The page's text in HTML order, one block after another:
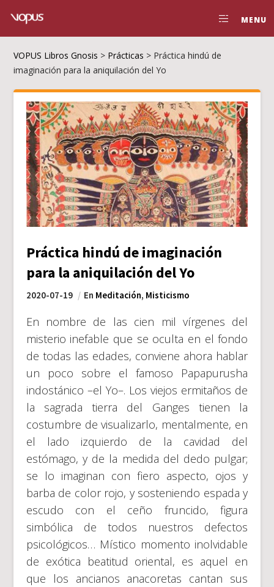
MENU
VOPUS Libros Gnosis > Prácticas > Práctica hindú de
imaginación para la aniquilación del Yo
Práctica hindú de imaginación
para la aniquilación del Yo
2020-07-19 En Meditación, Misticismo
En nombre de las cien mil vírgenes del
misterio inefable que se oculta en el fondo
de todas las edades, conviene ahora hablar
un poco sobre el famoso Papapurusha
indostánico –el Yo–. Los viejos ermitaños de
la sagrada tierra del Ganges tienen la
costumbre de visualizarlo, mentalmente, en
el lado izquierdo de la cavidad del
estómago, y de la medida del dedo pulgar;
se lo imaginan con fiero aspecto, ojos y
barba de color rojo, y sosteniendo espada y
escudo con el ceño fruncido, figura
simbólica de todos nuestros defectos
psicológicos… Místico momento inolvidable
de exótica beatitud oriental, es aquel en
que los ancianos anacoretas cantan sus